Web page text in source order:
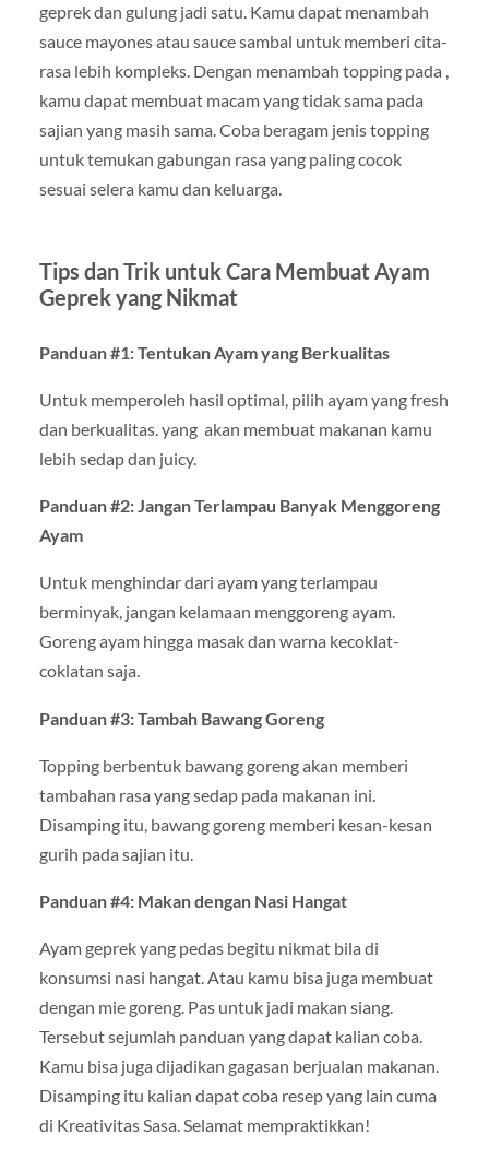
geprek dan gulung jadi satu. Kamu dapat menambah
sauce mayones atau sauce sambal untuk memberi cita-
rasa lebih kompleks. Dengan menambah topping pada ,
kamu dapat membuat macam yang tidak sama pada
sajian yang masih sama. Coba beragam jenis topping
untuk temukan gabungan rasa yang paling cocok
sesuai selera kamu dan keluarga.
Tips dan Trik untuk Cara Membuat Ayam
Geprek yang Nikmat
Panduan #1: Tentukan Ayam yang Berkualitas
Untuk memperoleh hasil optimal, pilih ayam yang fresh
dan berkualitas. yang akan membuat makanan kamu
lebih sedap dan juicy.
Panduan #2: Jangan Terlampau Banyak Menggoreng
Ayam
Untuk menghindar dari ayam yang terlampau
berminyak, jangan kelamaan menggoreng ayam.
Goreng ayam hingga masak dan warna kecoklat-
coklatan saja.
Panduan #3: Tambah Bawang Goreng
Topping berbentuk bawang goreng akan memberi
tambahan rasa yang sedap pada makanan ini.
Disamping itu, bawang goreng memberi kesan-kesan
gurih pada sajian itu.
Panduan #4: Makan dengan Nasi Hangat
Ayam geprek yang pedas begitu nikmat bila di
konsumsi nasi hangat. Atau kamu bisa juga membuat
dengan mie goreng. Pas untuk jadi makan siang.
Tersebut sejumlah panduan yang dapat kalian coba.
Kamu bisa juga dijadikan gagasan berjualan makanan.
Disamping itu kalian dapat coba resep yang lain cuma
di Kreativitas Sasa. Selamat mempraktikkan!